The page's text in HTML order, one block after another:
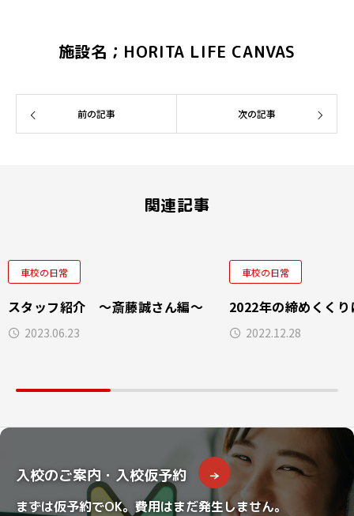
施設名；HORITA LIFE CANVAS
前の記事 次の記事
関連記事
車校の日常
スタッフ紹介 ～斎藤誠さん編～
2023.06.23
車校の日常
2022年の締めくくり
2022.12.28
入校のご案内・入校仮予約
まずは仮予約でOK。費用はまだ発生しません。